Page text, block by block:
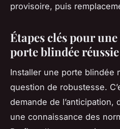
provisoire, puis
Étapes clés pour
porte blindée réussie
Installer une porte blindée
question de robustesse.
demande de
une connaissance des